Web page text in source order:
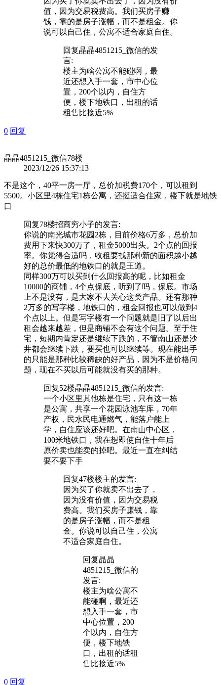
值，因为交易税费高。我们买房子赚
钱，靠的是房子涨幅，而不是租金。你
说可以自己住，公寓不适合家庭自住。
回复晶晶4851215_微信的发
言:
楼主为啥公寓不能碰啊，最
近还想入手一套，市中心位
置，200个以内，自住方
便，楼下地铁口，出租的话
租售比接近5%
0 回复
晶晶4851215_微信78楼
2023/12/26 15:37:13
不是这个，40平一房一厅，总价加税费170个，可以租到
5500。小区里4栋住宅1栋公寓，还挺适合住家，楼下就是地铁
口
回复78楼招商穷小子的发言:
你说的南光城市花园2栋，目前价格6万多，总价加
费用下来快300万了，租金5000出头。2个点的回报
率。你觉得合适吗，收租要找那种新的面积越小越
好的总价最低的地铁口的就是王道。
同样300万可以买到什么回报高的呢，比如租金
10000的商铺，4个点保底，听到了吗，保底。市场
上不是没有，是大家不去关心这类产品。还有那种
2万多的写字楼，地铁口的，租金回报也可以做到4
个点以上。但是写字楼有一个问题就是旧了以后出
租会越来越差，但是商铺不会有这个问题。至于住
宅，短期内肯定还是继续下跌的，不管南山还是沙
井都会继续下跌，要买也可以继续等。现在能出手
的只能是那种比较稀缺的好产品，因为不是价格问
题，现在不买以后可能就没有买的那种。
回复52楼晶晶4851215_微信的发言:
一个小区里其他栋是住宅，只有这一栋
是公寓，共享一个花园泳池车库，70年
产权，民水民电通燃气，能落户能上
学，自住应该还好吧。在南山中心区，
100米地铁口，我在想即使自住十年后
原价卖也能卖的掉吧。最近一直在纠结
要不要下手
回复47楼楼主的发言:
因为买了你就卖不出去了，
因为没有价值，因为交易税
费高。我们买房子赚钱，靠
的是房子涨幅，而不是租
金。你说可以自己住，公寓
不适合家庭自住。
回复晶晶
4851215_微信的
发言:
楼主为啥公寓不
能碰啊，最近还
想入手一套，市
中心位置，200
个以内，自住方
便，楼下地铁
口，出租的话租
售比接近5%
0 回复